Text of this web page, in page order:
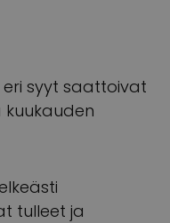
syyt saattoivat
kuukauden
tulleet ja